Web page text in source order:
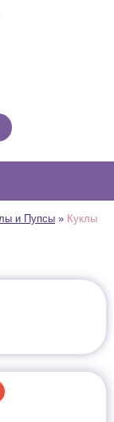
и Пупсы » Куклы